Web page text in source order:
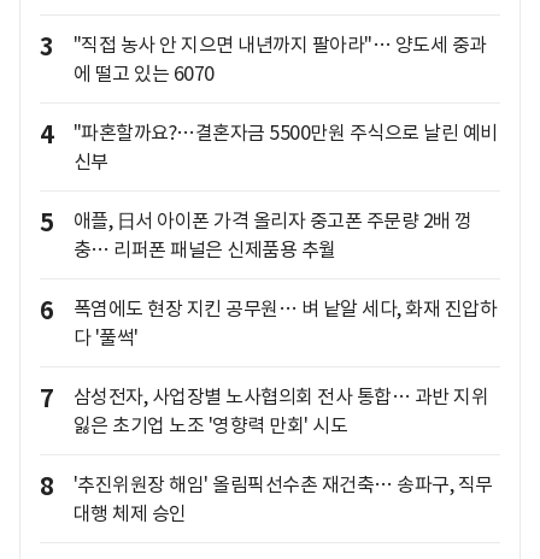
3
"직접 농사 안 지으면 내년까지 팔아라"… 양도세 중과
에 떨고 있는 6070
4
"파혼할까요?…결혼자금 5500만원 주식으로 날린 예비
신부
5
애플, 日서 아이폰 가격 올리자 중고폰 주문량 2배 껑
충… 리퍼폰 패널은 신제품용 추월
6
폭염에도 현장 지킨 공무원… 벼 낱알 세다, 화재 진압하
다 '풀썩'
7
삼성전자, 사업장별 노사협의회 전사 통합… 과반 지위
잃은 초기업 노조 '영향력 만회' 시도
8
'추진위원장 해임' 올림픽선수촌 재건축… 송파구, 직무
대행 체제 승인